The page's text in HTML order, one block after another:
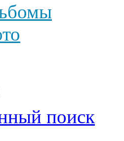
поиск